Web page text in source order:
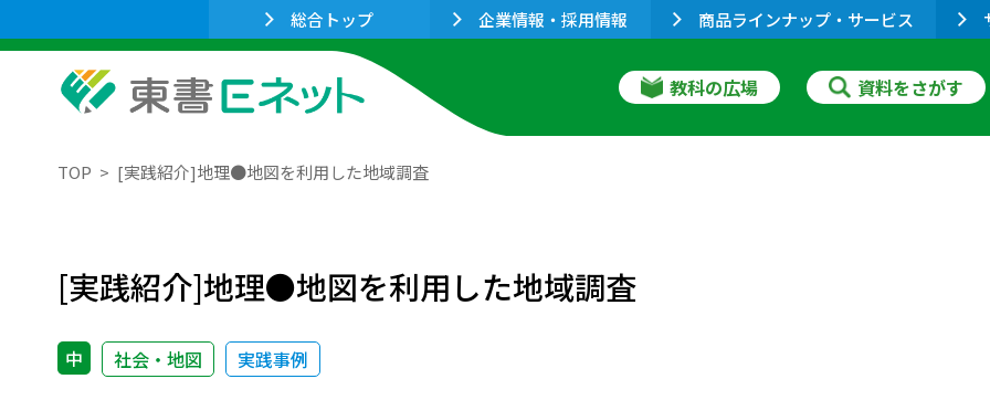
総合トップ 企業情報・採用情報 商品ラインナップ・サービス
教科の広場 資料をさがす
TOP [実践紹介]地理●地図を利用した地域調査
[実践紹介]地理●地図を利用した地域調査
中 社会・地図 実践事例